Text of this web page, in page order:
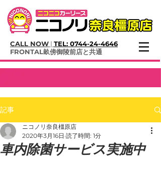
CALL NOW | TEL: 0744-24-4646
​FRONTAL畝傍御陵前店と共通
記事
車内除菌サービス実施中
ニコノリ奈良橿原店
2020年3月16日 読了時間: 1分